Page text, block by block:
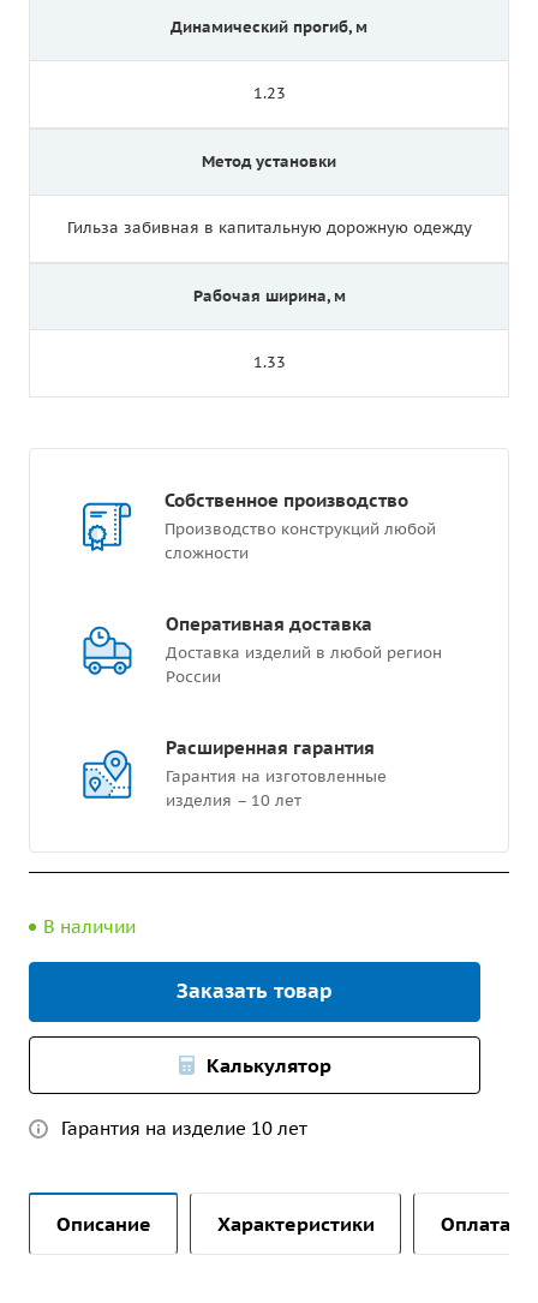
Динамический прогиб, м
1.23
Метод установки
Гильза забивная в капитальную дорожную одежду
Рабочая ширина, м
1.33
Собственное производство
Производство конструкций любой
сложности
Оперативная доставка
Доставка изделий в любой регион
России
Расширенная гарантия
Гарантия на изготовленные
изделия – 10 лет
В наличии
Заказать товар
Калькулятор
Гарантия на изделие 10 лет
Описание Характеристики Оплата и